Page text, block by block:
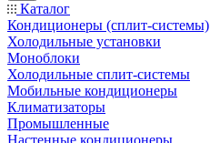
Каталог
Кондиционеры (сплит-системы)
Холодильные установки
Моноблоки
Холодильные сплит-системы
Мобильные кондиционеры
Климатизаторы
Промышленные
Настенные кондиционеры